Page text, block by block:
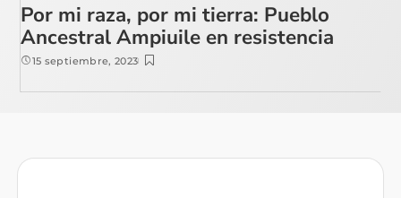
Por mi raza, por mi tierra: Pueblo
Ancestral Ampiuile en resistencia
15 septiembre, 2023